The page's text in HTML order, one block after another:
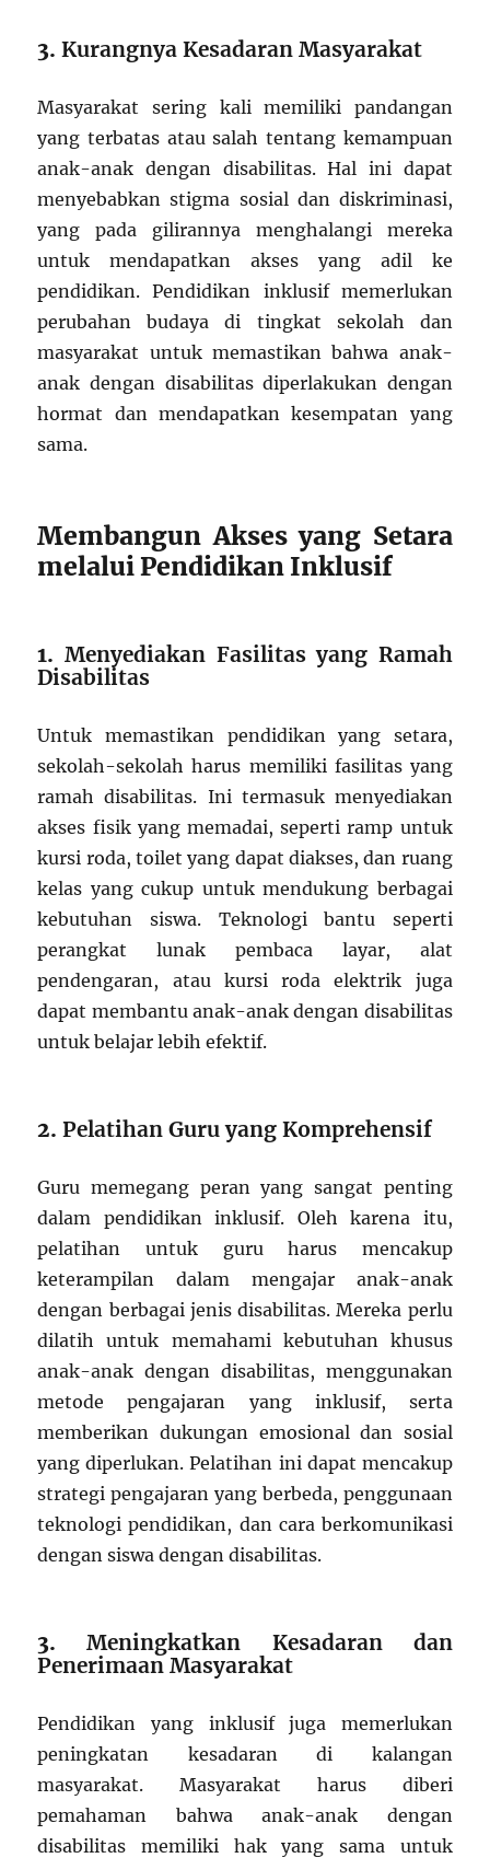
3.Kurangnya Kesadaran Masyarakat
Masyarakat sering kali memiliki pandangan
yang terbatas atau salah tentang kemampuan
anak-anak dengan disabilitas. Hal ini dapat
menyebabkan stigma sosial dan diskriminasi,
yang pada gilirannya menghalangi mereka
untuk mendapatkan akses yang adil ke
pendidikan. Pendidikan inklusif memerlukan
perubahan budaya di tingkat sekolah dan
masyarakat untuk memastikan bahwa anak-
anak dengan disabilitas diperlakukan dengan
hormat dan mendapatkan kesempatan yang
sama.
Membangun Akses yang Setara
melalui Pendidikan Inklusif
1. Menyediakan Fasilitas yang Ramah
Disabilitas
Untuk memastikan pendidikan yang setara,
sekolah-sekolah harus memiliki fasilitas yang
ramah disabilitas. Ini termasuk menyediakan
akses fisik yang memadai, seperti ramp untuk
kursi roda, toilet yang dapat diakses, dan ruang
kelas yang cukup untuk mendukung berbagai
kebutuhan siswa. Teknologi bantu seperti
perangkat lunak pembaca layar, alat
pendengaran, atau kursi roda elektrik juga
dapat membantu anak-anak dengan disabilitas
untuk belajar lebih efektif.
2.Pelatihan Guru yang Komprehensif
Guru memegang peran yang sangat penting
dalam pendidikan inklusif. Oleh karena itu,
pelatihan untuk guru harus mencakup
keterampilan dalam mengajar anak-anak
dengan berbagai jenis disabilitas. Mereka perlu
dilatih untuk memahami kebutuhan khusus
anak-anak dengan disabilitas, menggunakan
metode pengajaran yang inklusif, serta
memberikan dukungan emosional dan sosial
yang diperlukan. Pelatihan ini dapat mencakup
strategi pengajaran yang berbeda, penggunaan
teknologi pendidikan, dan cara berkomunikasi
dengan siswa dengan disabilitas.
3.Meningkatkan Kesadaran dan
Penerimaan Masyarakat
Pendidikan yang inklusif juga memerlukan
peningkatan kesadaran di kalangan
masyarakat. Masyarakat harus diberi
pemahaman bahwa anak-anak dengan
disabilitas memiliki hak yang sama untuk